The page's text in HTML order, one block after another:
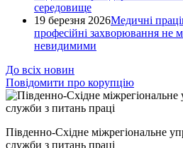
середовище
19 березня 2026Медичні
професійні захворювання не
невидимими
До всіх новин
Повідомити про корупцію
Південно-Східне міжрегіональне
служби з питань праці